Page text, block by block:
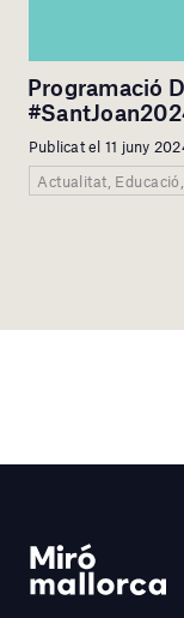
Programació
Publicat el 11 juny
Actualitat,